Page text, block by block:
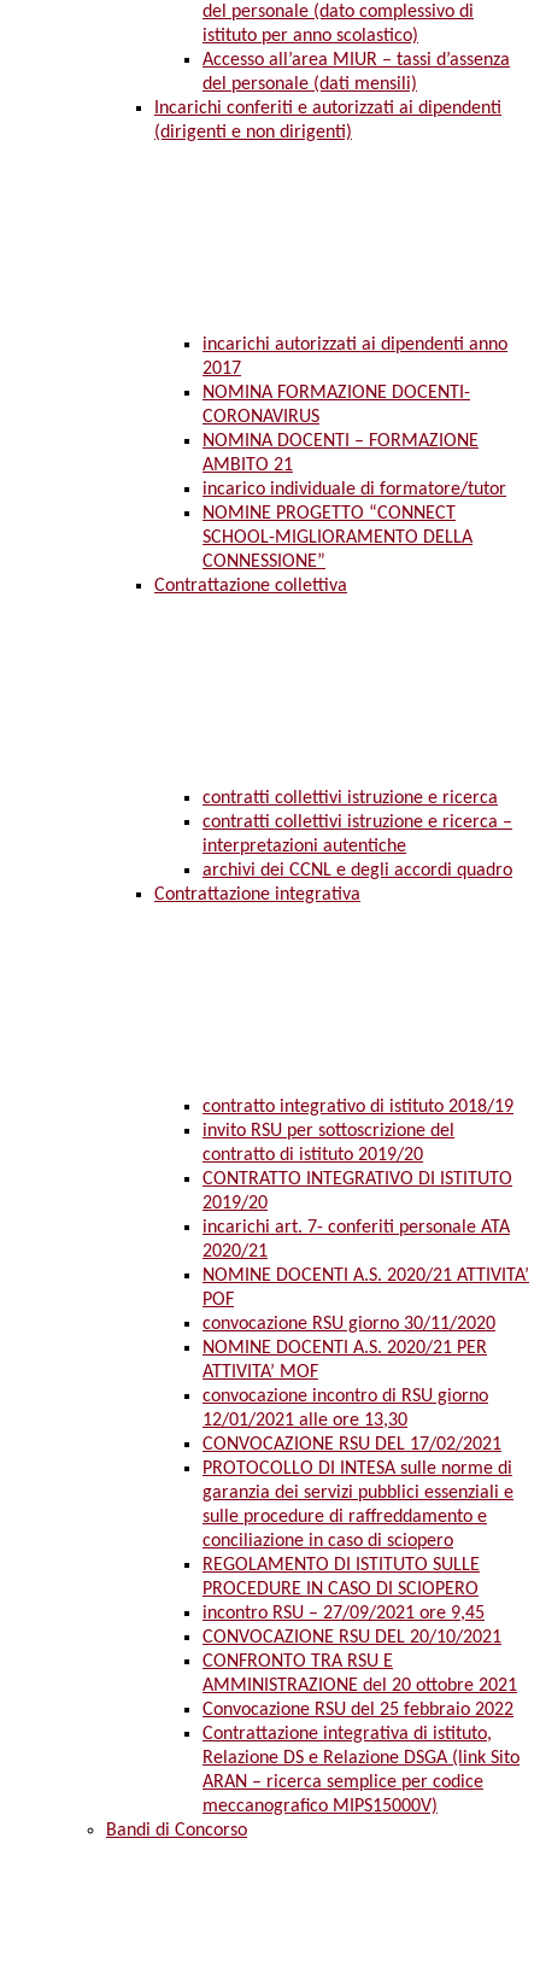
del personale (dato complessivo di
istituto per anno scolastico)
Accesso all’area MIUR – tassi d’assenza
del personale (dati mensili)
Incarichi conferiti e autorizzati ai dipendenti
(dirigenti e non dirigenti)
incarichi autorizzati ai dipendenti anno
2017
NOMINA FORMAZIONE DOCENTI-
CORONAVIRUS
NOMINA DOCENTI – FORMAZIONE
AMBITO 21
incarico individuale di formatore/tutor
NOMINE PROGETTO “CONNECT
SCHOOL-MIGLIORAMENTO DELLA
CONNESSIONE”
Contrattazione collettiva
contratti collettivi istruzione e ricerca
contratti collettivi istruzione e ricerca –
interpretazioni autentiche
archivi dei CCNL e degli accordi quadro
Contrattazione integrativa
contratto integrativo di istituto 2018/19
invito RSU per sottoscrizione del
contratto di istituto 2019/20
CONTRATTO INTEGRATIVO DI ISTITUTO
2019/20
incarichi art. 7- conferiti personale ATA
2020/21
NOMINE DOCENTI A.S. 2020/21 ATTIVITA’
POF
convocazione RSU giorno 30/11/2020
NOMINE DOCENTI A.S. 2020/21 PER
ATTIVITA’ MOF
convocazione incontro di RSU giorno
12/01/2021 alle ore 13,30
CONVOCAZIONE RSU DEL 17/02/2021
PROTOCOLLO DI INTESA sulle norme di
garanzia dei servizi pubblici essenziali e
sulle procedure di raffreddamento e
conciliazione in caso di sciopero
REGOLAMENTO DI ISTITUTO SULLE
PROCEDURE IN CASO DI SCIOPERO
incontro RSU – 27/09/2021 ore 9,45
CONVOCAZIONE RSU DEL 20/10/2021
CONFRONTO TRA RSU E
AMMINISTRAZIONE del 20 ottobre 2021
Convocazione RSU del 25 febbraio 2022
Contrattazione integrativa di istituto,
Relazione DS e Relazione DSGA (link Sito
ARAN – ricerca semplice per codice
meccanografico MIPS15000V)
Bandi di Concorso